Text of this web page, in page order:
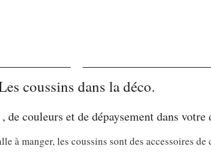
coussins dans la déco.
de couleurs et de dépaysement dans votre
à manger, les coussins sont des accessoires